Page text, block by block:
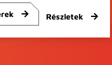
Részletek